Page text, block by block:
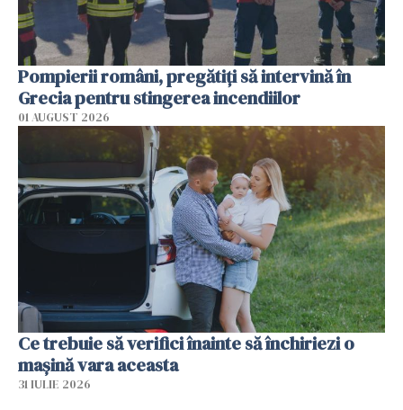
Pompierii români, pregătiţi să intervină în
Grecia pentru stingerea incendiilor
01 AUGUST 2026
Ce trebuie să verifici înainte să închiriezi o
mașină vara aceasta
31 IULIE 2026